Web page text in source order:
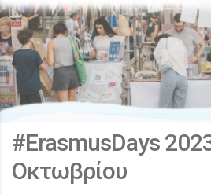
#ErasmusDays
Οκτωβρίου